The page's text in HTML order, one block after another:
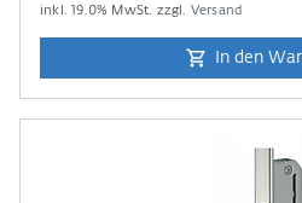
inkl.19.0% MwSt. zzgl. Versand
In den